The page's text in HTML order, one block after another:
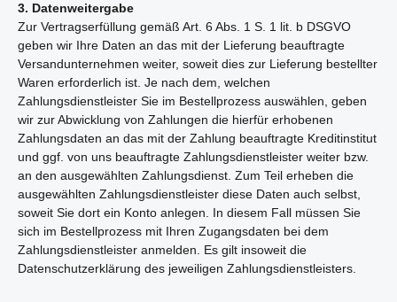
3. Datenweitergabe
Zur Vertragserfüllung gemäß Art. 6 Abs. 1 S. 1 lit. b DSGVO
geben wir Ihre Daten an das mit der Lieferung beauftragte
Versandunternehmen weiter, soweit dies zur Lieferung bestellter
Waren erforderlich ist. Je nach dem, welchen
Zahlungsdienstleister Sie im Bestellprozess auswählen, geben
wir zur Abwicklung von Zahlungen die hierfür erhobenen
Zahlungsdaten an das mit der Zahlung beauftragte Kreditinstitut
und ggf. von uns beauftragte Zahlungsdienstleister weiter bzw.
an den ausgewählten Zahlungsdienst. Zum Teil erheben die
ausgewählten Zahlungsdienstleister diese Daten auch selbst,
soweit Sie dort ein Konto anlegen. In diesem Fall müssen Sie
sich im Bestellprozess mit Ihren Zugangsdaten bei dem
Zahlungsdienstleister anmelden. Es gilt insoweit die
Datenschutzerklärung des jeweiligen Zahlungsdienstleisters.